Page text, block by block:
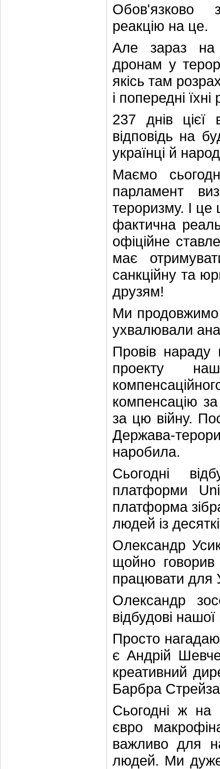
Обов'язково
реакцію на це.
Але зараз на
дронам у
якісь там
і попередні
237 днів цієї
відповідь на
українці й
Маємо
парламент
тероризму. І
фактична
офіційне
має
санкційну та
друзям!
Ми продовжимо
ухвалювали
Провів
проекту
компенсацію за
за цю війну.
Держава-
наробила.
Сьогодні
платформи
платформа
людей із
Олександр
щойно говорив
працювати для
Олександр
відбудові
Просто
є Андрій
креативний
Барбра
Сьогодні ж на
євро
важливо для
людей. Ми дуже